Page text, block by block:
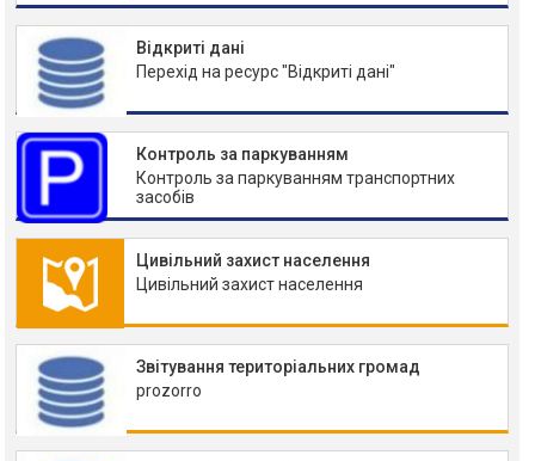
Відкриті дані
Перехід на ресурс "Відкриті дані"
Контроль за паркуванням
Контроль за паркуванням транспортних
засобів
Цивільний захист населення
Цивільний захист населення
Звітування територіальних громад
prozorro